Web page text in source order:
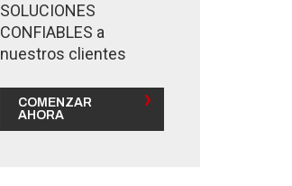
SOLUCIONES
CONFIABLES a
nuestros clientes
COMENZAR
AHORA